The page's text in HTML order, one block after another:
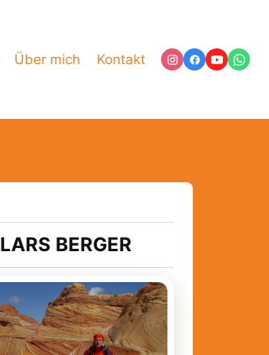
Über mich Kontakt
LARS BERGER